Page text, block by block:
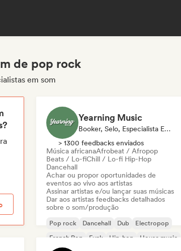
de pop rock
em som
Yearning Music
Booker, Selo, Especialista Em Som
> 1300 feedbacks enviados
Música africanaAfrobeat / Afropop
Beats / Lo-fiChill / Lo-fi Hip-Hop
Dancehall
Achar ou propor oportunidades de
eventos ao vivo aos artistas
Assinar artistas e/ou lançar suas músicas
Dar aos artistas feedbacks detalhados
sobre o som/produção
Pop rock Dancehall Dub
Electropop
French Pop
Funk Hip-hop House music